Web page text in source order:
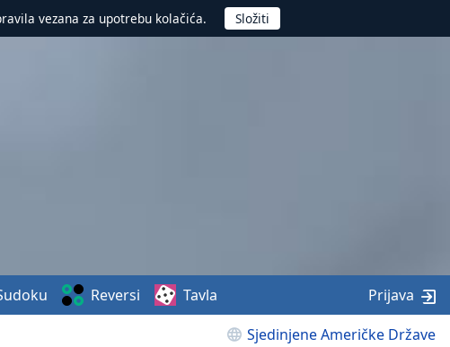
vezana za upotrebu kolačića.
Sjedinjene Američke Države
Reversi Tavla Prijava